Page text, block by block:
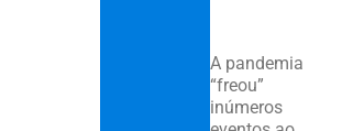
A pandemia
“freou”
inúmeros